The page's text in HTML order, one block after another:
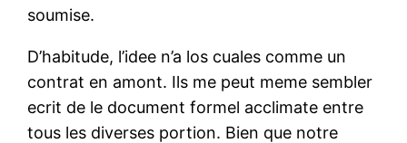
soumise.
D’habitude, l’idee n’a los cuales comme un
contrat en amont. Ils me peut meme sembler
ecrit de le document formel acclimate entre
tous les diverses portion. Bien que notre